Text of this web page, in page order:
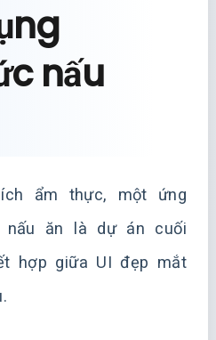
nấu
ẩm thực, một ứng
nấu ăn là dự án cuối
hợp giữa UI đẹp mắt